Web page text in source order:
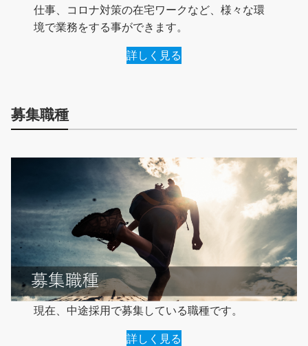
仕事、コロナ対策の在宅ワークなど、様々な環
境で業務をする事ができます。
詳しく見る
募集職種
現在、中途採用で募集している職種です。
詳しく見る